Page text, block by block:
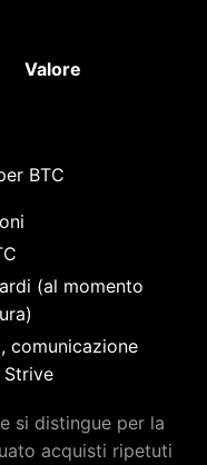
Valore
BTC
(al momento
comunicazione
Strive
si distingue per la
acquisti ripetuti